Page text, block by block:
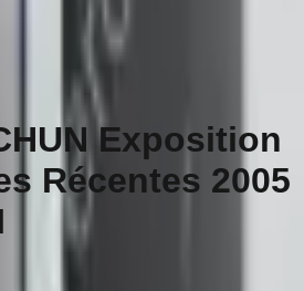
Exposition
Récentes 2005